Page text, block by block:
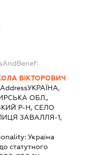
ВІКТОРОВИЧ
УКРАЇНА,
ОБЛ.,
Р-Н, СЕЛО
ЗАВАЛЛЯ-1,
Україна
статутного